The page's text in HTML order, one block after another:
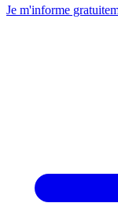
Je m'informe